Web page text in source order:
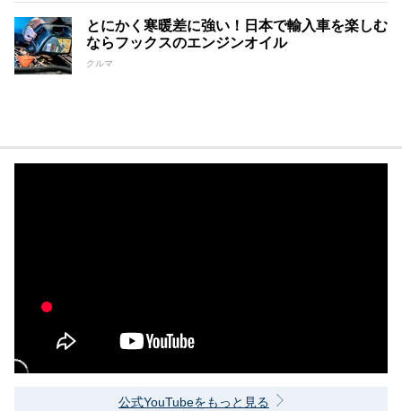
とにかく寒暖差に強い！日本で輸入車を楽しむ
ならフックスのエンジンオイル
クルマ
公式YouTubeをもっと見る